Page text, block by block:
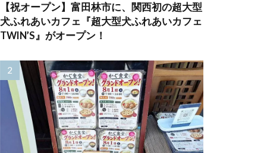
【祝オープン】富田林市に、関西初の超大型
犬ふれあいカフェ『超大型犬ふれあいカフェ
TWIN’S』がオープン！